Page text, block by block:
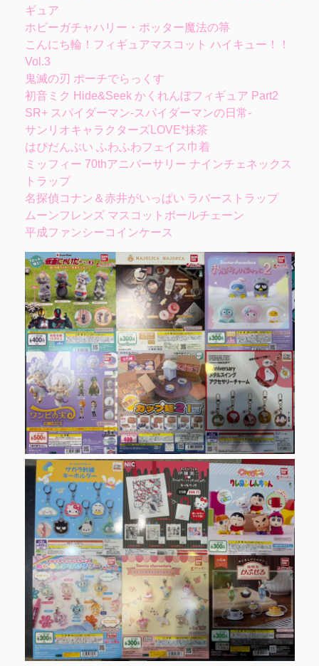
ギュア
ホビーガチャハリー・ポッター魔法の箒
こんにち輪！フィギュアマスコット ハイキュー！！
Vol.3
鬼滅の刃 ポーチでらっくす
初音ミク Hide&Seek かくれんぼフィギュア Part2
SR+ スパイダーマン-スパイダーマンの日常-
サンリオキャラクターズLOVE*抹茶
はぴだんぶい ふわふわフェイス巾着
ミッフィー 70thアニバーサリー ナインチェネックス
トラップ
名探偵コナン＆赤井がいっぱい ラバーストラップ
ムーンフレンズ マスコットボールチェーン
平成ファンシーコインケース